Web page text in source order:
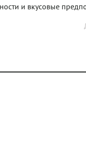
и вкусовые